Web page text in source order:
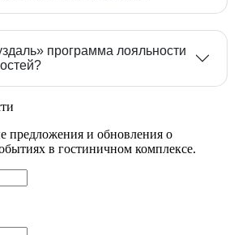
сайте
программа лояльности
«Почётная» — выдаётся
суммы оплаты проживания
предложения и обновления о
в гостиничном комплексе.